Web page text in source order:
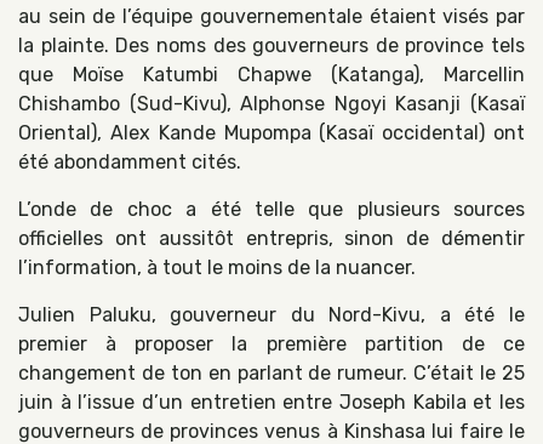
au sein de l’équipe gouvernementale étaient visés par
la plainte. Des noms des gouverneurs de province tels
que Moïse Katumbi Chapwe (Katanga), Marcellin
Chishambo (Sud-Kivu), Alphonse Ngoyi Kasanji (Kasaï
Oriental), Alex Kande Mupompa (Kasaï occidental) ont
été abondamment cités.
L’onde de choc a été telle que plusieurs sources
officielles ont aussitôt entrepris, sinon de démentir
l’information, à tout le moins de la nuancer.
Julien Paluku, gouverneur du Nord-Kivu, a été le
premier à proposer la première partition de ce
changement de ton en parlant de rumeur. C’était le 25
juin à l’issue d’un entretien entre Joseph Kabila et les
gouverneurs de provinces venus à Kinshasa lui faire le